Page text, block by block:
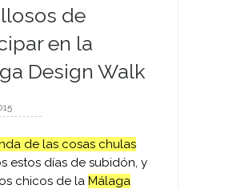
de
en la
Design Walk
de las cosas chulas
estos días de subidón, y
chicos de la Málaga